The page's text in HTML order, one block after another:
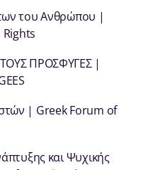
του Ανθρώπου |
ΠΡΟΣΦΥΓΕΣ |
| Greek Forum of
και Ψυχικής